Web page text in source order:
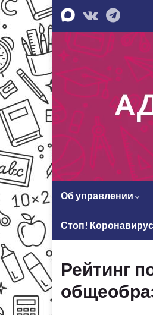
Об управлении
Стоп! Коронавирус
Рейтинг